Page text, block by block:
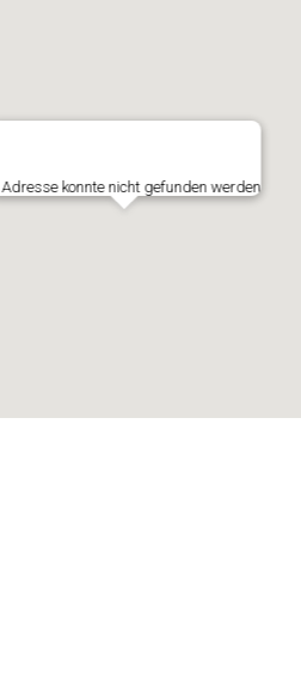
Adresse konnte nicht gefunden werden